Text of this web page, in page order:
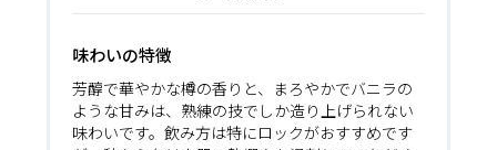
味わいの特徴
芳醇で華やかな樽の香りと、まろやかでバニラの
ような甘みは、熟練の技でしか造り上げられない
味わいです。飲み方は特にロックがおすすめです